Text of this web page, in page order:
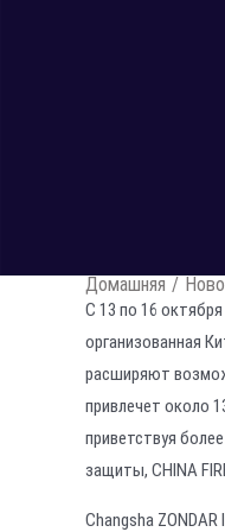
Домашняя /
С 13 по 16
организованная
расширяют
привлечет около
приветствуя
защиты, CHINA
Changsha